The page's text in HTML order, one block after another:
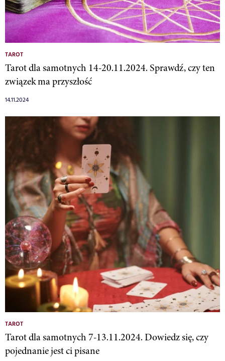
TAROT
Tarot dla samotnych 14-20.11.2024. Sprawdź, czy ten
związek ma przyszłość
14.11.2024
TAROT
Tarot dla samotnych 7-13.11.2024. Dowiedz się, czy
pojednanie jest ci pisane